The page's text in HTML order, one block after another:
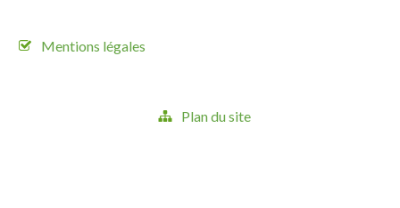
Mentions légales
Plan du site